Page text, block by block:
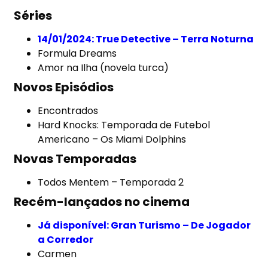
Séries
14/01/2024: True Detective – Terra Noturna
Formula Dreams
Amor na Ilha (novela turca)
Novos Episódios
Encontrados
Hard Knocks: Temporada de Futebol
Americano – Os Miami Dolphins
Novas Temporadas
Todos Mentem – Temporada 2
Recém-lançados no cinema
Já disponível: Gran Turismo – De Jogador
a Corredor
Carmen